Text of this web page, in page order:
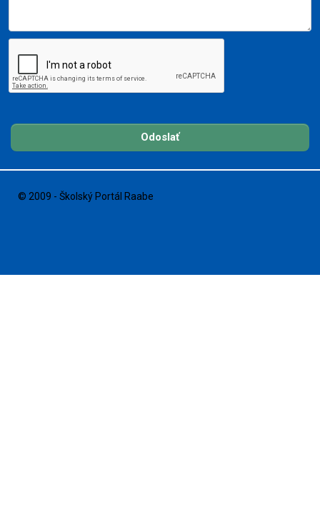
Odoslať
© 2009 - Školský Portál Raabe